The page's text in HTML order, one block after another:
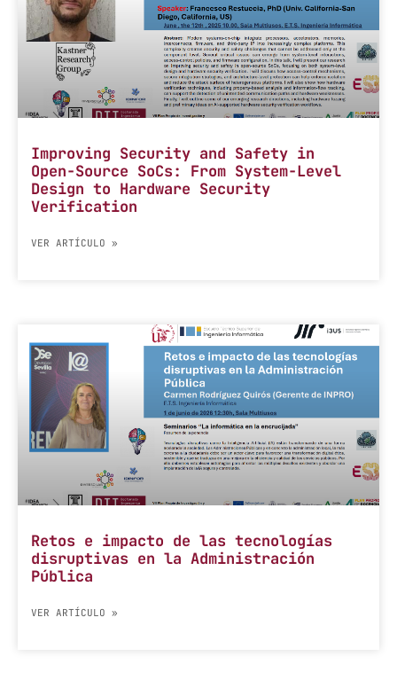
Improving Security and Safety in
Open-Source SoCs: From System-Level
Design to Hardware Security
Verification
VER ARTÍCULO »
Retos e impacto de las tecnologías
disruptivas en la Administración
Pública
VER ARTÍCULO »